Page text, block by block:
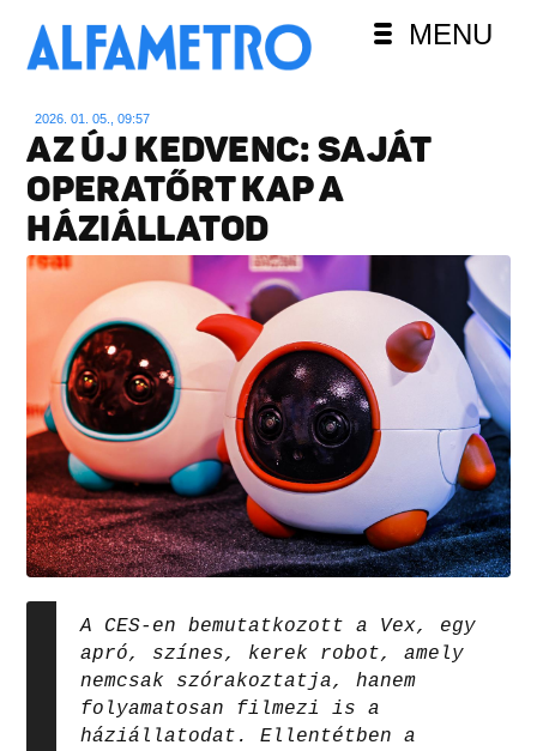
MENU
2026. 01. 05., 09:57
AZ ÚJ KEDVENC: SAJÁT
OPERATŐRT KAP A
HÁZIÁLLATOD
A CES-en bemutatkozott a Vex, egy
apró, színes, kerek robot, amely
nemcsak szórakoztatja, hanem
folyamatosan filmezi is a
háziállatodat. Ellentétben a